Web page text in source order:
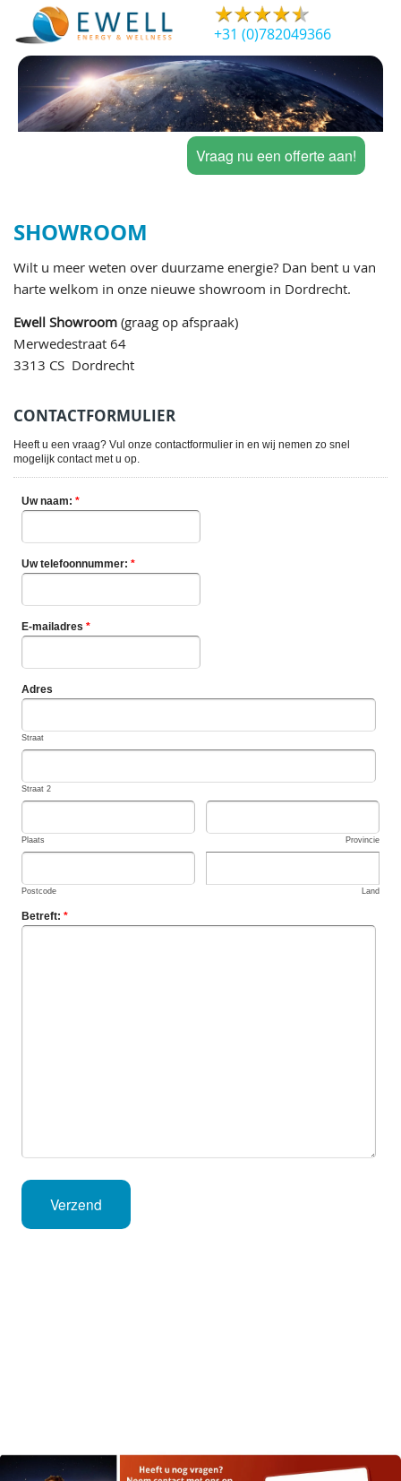
+31 (0)782049366
Vraag nu een offerte aan!
SHOWROOM
Wilt u meer weten over duurzame energie? Dan bent u van
harte welkom in onze nieuwe showroom in Dordrecht.
Ewell Showroom (graag op afspraak)
Merwedestraat 64
3313 CS Dordrecht
CONTACTFORMULIER
Heeft u een vraag? Vul onze contactformulier in en wij nemen zo snel
mogelijk contact met u op.
Uw naam: *
Uw telefoonnummer: *
E-mailadres *
Adres
Straat
Straat 2
Plaats Provincie
Postcode Land
Betreft: *